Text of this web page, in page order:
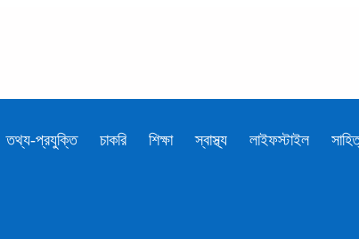
তথ্য-প্রযুক্তি চাকরি শিক্ষা স্বাস্থ্য লাইফস্টাইল